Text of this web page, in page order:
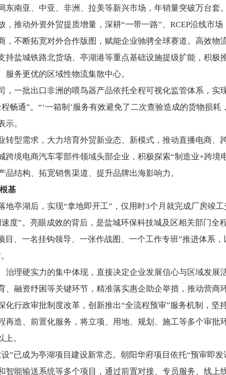
东南亚、中亚、非洲、拉美等新兴市场，年销量突破万台套。
，推动外资外贸提质增量，深耕“一带一路”、RCEP沿线市
，不断拓宽对外合作版图，赋能企业驰骋全球赛道。高效物
持盐城铁路北货场、亭湖港等重点基础设施提级扩能，积极
务更优的区域性物流集散中心。
，一批出口非洲的喂鸟器产品依托全程可视化监管体系，实
畅通”。“‘一箱制’服务有效避免了二次查验造成的货物损
示。
转型需求，大力培育外贸新业态、新模式，推动直播电商、
跨境电商汽车零部件领域头部企业，积极探索“制造业+跨境
品结构、拓宽销售渠道、提升品牌出海影响力。
基
地亭湖后，实现“拿地即开工”，仅用时3个月就完成厂房竣
速度”。亮眼成效的背后，是盐城环保科技城及区相关部门全
目、一名挂钩领导、一张作战图、一个工作专班”推进体系
治理硬实力的集中体现，直接决定企业发展信心与区域发展
、融资纾困等关键环节，精准落实惠企助企举措，推动营商
化行政审批制度改革，创新推出“全流程预审”服务机制，坚
再造、前置化服务，将立项、用地、规划、施工等多个审批
。
”已成为亭湖项目建设新常态。朝阳华府项目依托“预审即
智能输送系统等多个项目，通过前置对接、专员服务、线上